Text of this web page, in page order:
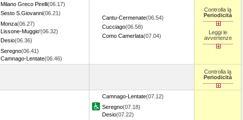
Milano Greco Pirelli(06.17)
Sesto S.Giovanni(06.21)
Monza(06.27)
Lissone-Muggio'(06.32)
Desio(06.36)
Seregno(06.41)
Camnago-Lentate(06.46)
Cantu-Cermenate(06.54)
Cucciago(06.58)
Como Camerlata(07.04)
Controlla la
Periodicità
Leggi le
avvertenze
Controlla la
Periodicità
Camnago-Lentate(07.12)
Seregno(07.18)
Desio(07.22)